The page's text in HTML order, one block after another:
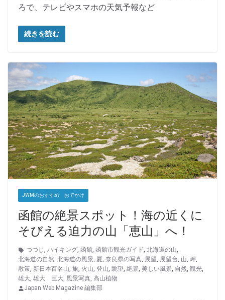
ろで、テレビやスマホの天気予報など
続きを読む
JWMのおすすめ おでかけ
函館の絶景スポット！海の近くに
そびえる迫力の山「恵山」へ！
つつじ, ハイキング, 函館, 函館市観光ガイド, 北海道の山,
北海道の自然, 北海道の風景, 夏, 奈良県の写真, 展望, 展望台, 山, 岬,
散策, 新日本百名山, 旅, 火山, 登山, 眺望, 絶景, 美しい風景, 自然, 観光,
雄大, 雄大 巨大, 風景写真, 高山植物
Japan Web Magazine 編集部